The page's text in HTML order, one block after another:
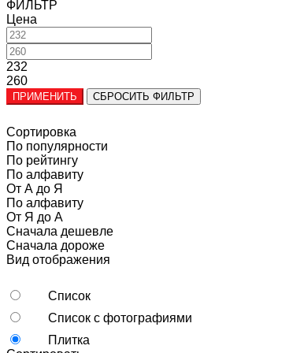
ФИЛЬТР
Цена
232
260
ПРИМЕНИТЬ СБРОСИТЬ ФИЛЬТР
Сортировка
По популярности
По рейтингу
По алфавиту
От А до Я
По алфавиту
От Я до А
Сначала дешевле
Сначала дороже
Вид отображения
Список
Список с фотографиями
Плитка